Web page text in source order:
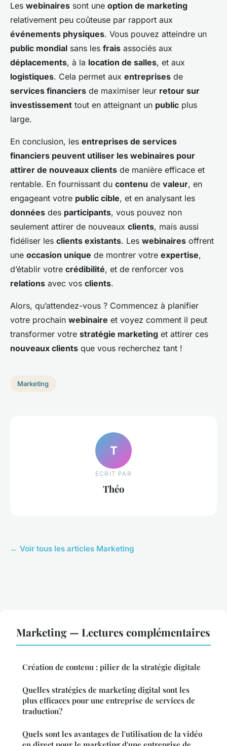
Les webinaires sont une option de marketing
relativement peu coûteuse par rapport aux
événements physiques. Vous pouvez atteindre un
public mondial sans les frais associés aux
déplacements, à la location de salles, et aux
logistiques. Cela permet aux entreprises de
services financiers de maximiser leur retour sur
investissement tout en atteignant un public plus
large.
En conclusion, les entreprises de services
financiers peuvent utiliser les webinaires pour
attirer de nouveaux clients de manière efficace et
rentable. En fournissant du contenu de valeur, en
engageant votre public cible, et en analysant les
données des participants, vous pouvez non
seulement attirer de nouveaux clients, mais aussi
fidéliser les clients existants. Les webinaires offrent
une occasion unique de montrer votre expertise,
d’établir votre crédibilité, et de renforcer vos
relations avec vos clients.
Alors, qu’attendez-vous ? Commencez à planifier
votre prochain webinaire et voyez comment il peut
transformer votre stratégie marketing et attirer ces
nouveaux clients que vous recherchez tant !
Marketing
T
ECRIT PAR
Théo
← Voir tous les articles Marketing
Marketing — Lectures complémentaires
Création de contenu : pilier de la stratégie digitale
Quelles stratégies de marketing digital sont les
plus efficaces pour une entreprise de services de
traduction?
Quels sont les avantages de l'utilisation de la vidéo